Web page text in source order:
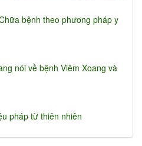
bệnh theo phương pháp y
nói về bệnh Viêm Xoang và
pháp từ thiên nhiên